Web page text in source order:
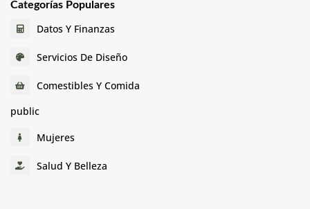
Categorías Populares
Datos Y Finanzas
Servicios De Diseño
Comestibles Y Comida
public
Mujeres
Salud Y Belleza